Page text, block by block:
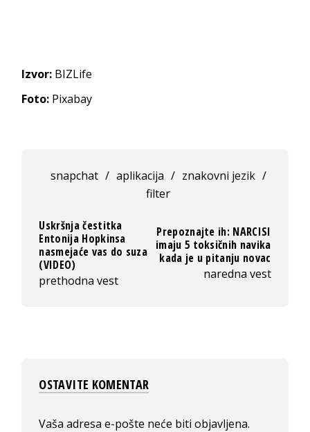
Izvor: BIZLife
Foto: Pixabay
snapchat / aplikacija / znakovni jezik /
filter
Uskršnja čestitka
Entonija Hopkinsa
nasmejaće vas do suza
(VIDEO)
prethodna vest
Prepoznajte ih: NARCISI
imaju 5 toksičnih navika
kada je u pitanju novac
naredna vest
OSTAVITE KOMENTAR
Vaša adresa e-pošte neće biti objavljena.